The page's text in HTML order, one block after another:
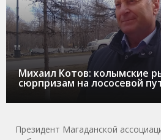
Михаил Котов: колымские
сюрпризам на лососевой
Президент Магаданской